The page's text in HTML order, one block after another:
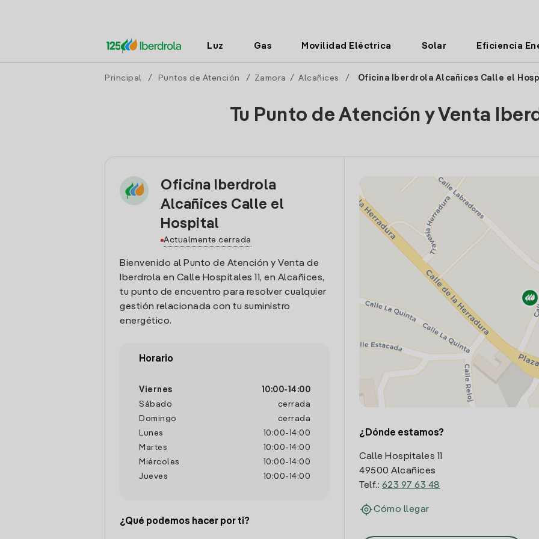
Luz Gas Movilidad Eléctrica Solar Eficiencia
Principal / Puntos de Atención / Zamora / Alcañices / Oficina Iberdrola Alcañices Calle el
Tu Punto de Atención y Venta
Oficina Iberdrola
Alcañices Calle el
Hospital
Actualmente cerrada
Bienvenido al Punto de Atención y Venta de
Iberdrola en Calle Hospitales 11, en Alcañices,
tu punto de encuentro para resolver cualquier
gestión relacionada con tu suministro
energético.
Horario
Viernes 10:00- 14:00
Sábado
cerrada
Domingo
cerrada
Lunes
10:00- 14:00
Martes
10:00- 14:00
Miércoles
10:00- 14:00
Jueves
10:00- 14:00
¿Qué podemos hacer por ti?
¿Dónde estamos?
Calle Hospitales 11
49500 Alcañices
Telf.: 623 97 63 48
Cómo llegar